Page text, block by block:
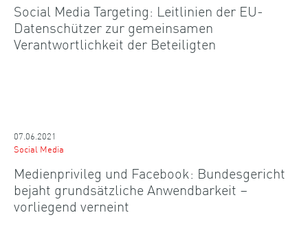
Social Media Targeting: Leitlinien der EU-
Datenschützer zur gemeinsamen
Verantwortlichkeit der Beteiligten
07.06.2021
Social Media
Medienprivileg und Facebook: Bundesgericht
bejaht grundsätzliche Anwendbarkeit –
vorliegend verneint